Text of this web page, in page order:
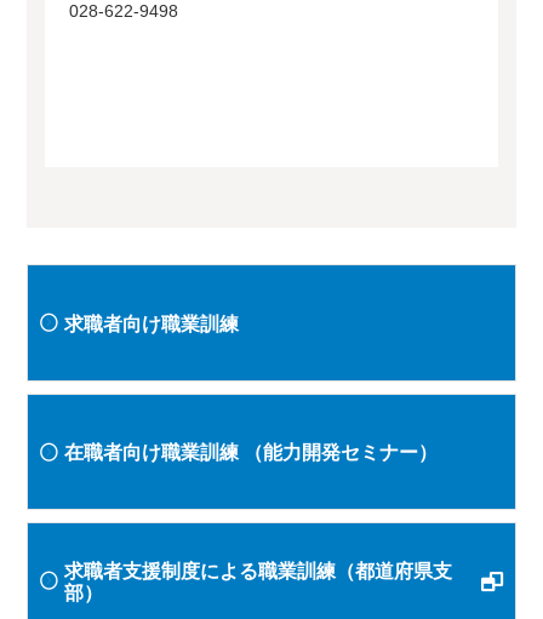
028-622-9498
求職者向け職業訓練
在職者向け職業訓練 （能力開発セミナー）
求職者支援制度による職業訓練（都道府県支
部）